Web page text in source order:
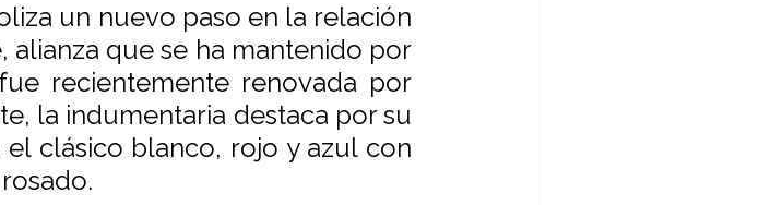
un nuevo paso en la relación
alianza que se ha mantenido por
recientemente renovada por
la indumentaria destaca por su
clásico blanco, rojo y azul con